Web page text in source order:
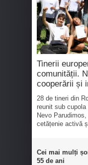
Tinerii
comunității.
cooperării și
28 de tineri din
reunit sub
Nevo
cetățenie activă
Cei mai mulți
55 de ani